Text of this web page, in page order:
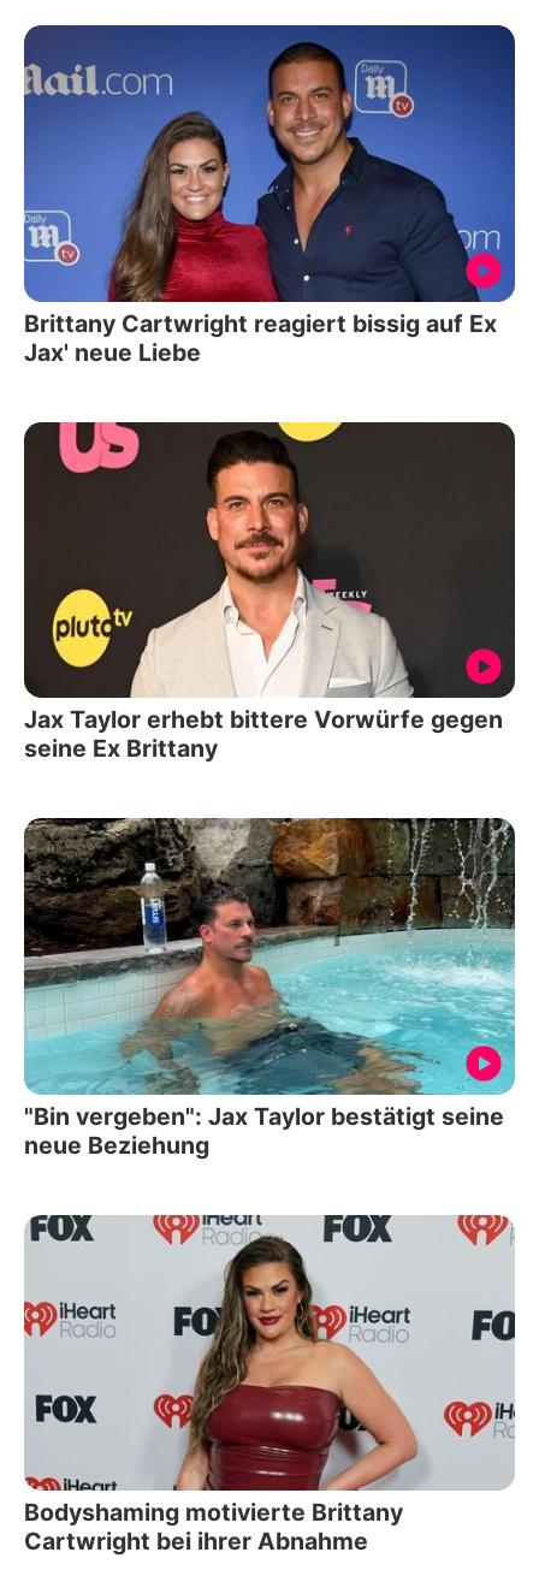
Brittany Cartwright reagiert bissig auf Ex
Jax' neue Liebe
Jax Taylor erhebt bittere Vorwürfe gegen
seine Ex Brittany
"Bin vergeben": Jax Taylor bestätigt seine
neue Beziehung
Bodyshaming motivierte Brittany
Cartwright bei ihrer Abnahme